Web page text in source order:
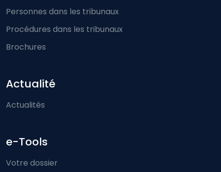
Personnes dans les tribunaux
Procédures dans les tribunaux
Brochures
Actualité
Actualités
e-Tools
Votre dossier